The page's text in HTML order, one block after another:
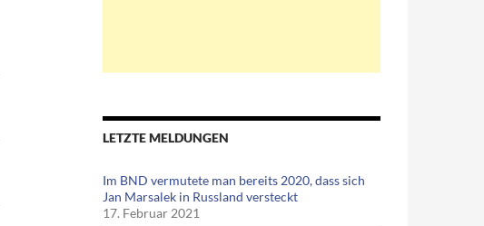
LETZTE MELDUNGEN
Im BND vermutete man bereits 2020, dass sich
Jan Marsalek in Russland versteckt
17. Februar 2021